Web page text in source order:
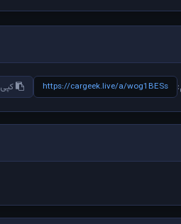
https://cargeek.live/a/wog1BESs کپی